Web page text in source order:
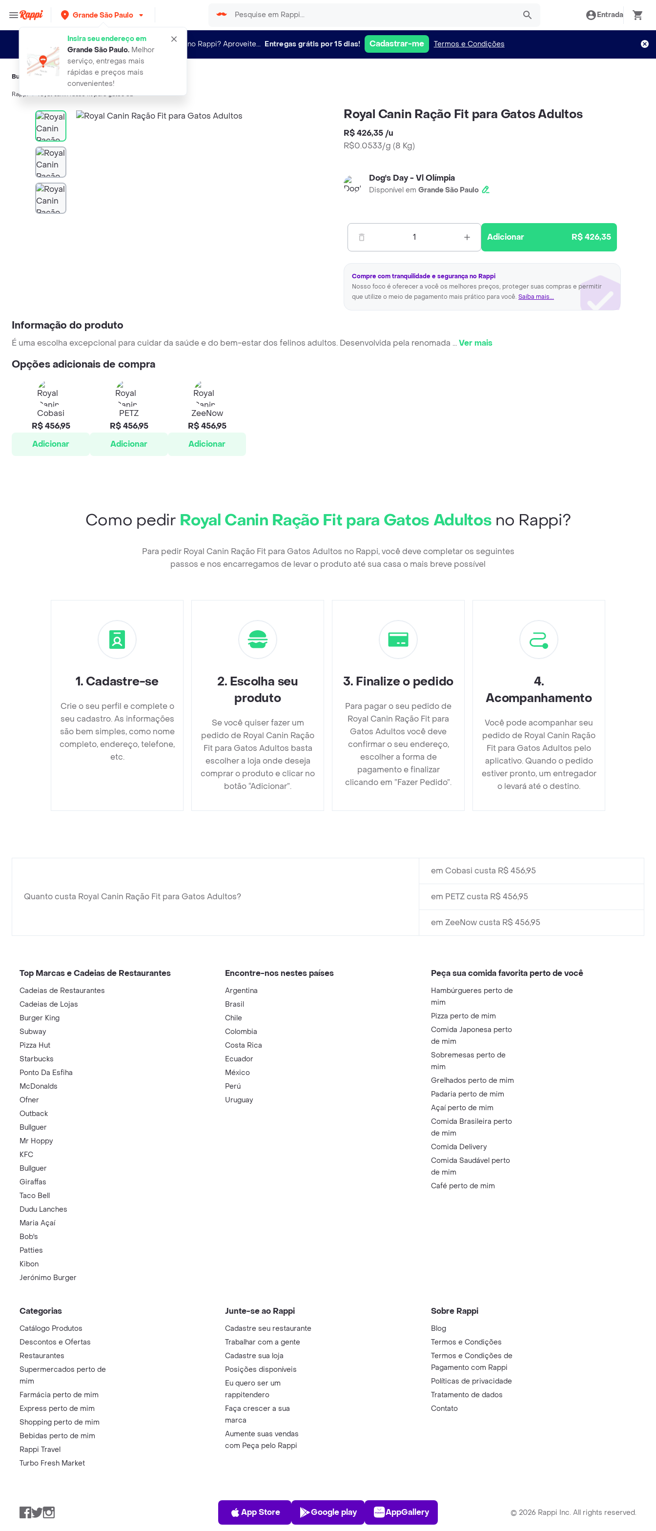
Grande São Paulo
Insira seu endereço em
Grande São Paulo.Melhor
serviço, entregas mais
rápidas e preços mais
convenientes!
Entrada
Novo no Rappi? Aproveite... Entregas grátis por 15 dias! Cadastrar-me Termos e Condições
Buscas relacionadas:Alimento para gatos,Royal Canin
Rappi royal canin racao fit para gatos ad
Royal Canin Ração Fit para Gatos Adultos
R$ 426,35 /u
R$0.0533/g (8 Kg)
Dog's Day - Vl Olímpia
Disponível em Grande São Paulo
1 Adicionar R$ 426,35
Compre com tranquilidade e segurança no Rappi
Nosso foco é oferecer a você os melhores preços, proteger suas compras e permitir
que utilize o meio de pagamento mais prático para você. Saiba mais...
Informação do produto
É uma escolha excepcional para cuidar da saúde e do bem-estar dos felinos adultos. Desenvolvida pela renomada ...Ver mais
Opções adicionais de compra
Cobasi
R$ 456,95
Adicionar
PETZ
R$ 456,95
Adicionar
ZeeNow
R$ 456,95
Adicionar
Como pedir Royal Canin Ração Fit para Gatos Adultos no Rappi?
Para pedir Royal Canin Ração Fit para Gatos Adultos no Rappi, você deve completar os seguintes
passos e nos encarregamos de levar o produto até sua casa o mais breve possível
1. Cadastre-se
Crie o seu perfil e complete o
seu cadastro. As informações
são bem simples, como nome
completo, endereço, telefone,
etc.
2. Escolha seu
produto
Se você quiser fazer um
pedido de Royal Canin Ração
Fit para Gatos Adultos basta
escolher a loja onde deseja
comprar o produto e clicar no
botão “Adicionar”.
3. Finalize o pedido
Para pagar o seu pedido de
Royal Canin Ração Fit para
Gatos Adultos você deve
confirmar o seu endereço,
escolher a forma de
pagamento e finalizar
clicando em ”Fazer Pedido”.
4.
Acompanhamento
Você pode acompanhar seu
pedido de Royal Canin Ração
Fit para Gatos Adultos pelo
aplicativo. Quando o pedido
estiver pronto, um entregador
o levará até o destino.
Quanto custa Royal Canin Ração Fit para Gatos Adultos?
em Cobasi custa R$ 456,95
em PETZ custa R$ 456,95
em ZeeNow custa R$ 456,95
Top Marcas e Cadeias de Restaurantes
Cadeias de Restaurantes
Cadeias de Lojas
Burger King
Subway
Pizza Hut
Starbucks
Ponto Da Esfiha
McDonalds
Ofner
Outback
Bullguer
Mr Hoppy
KFC
Bullguer
Giraffas
Taco Bell
Dudu Lanches
Maria Açaí
Bob's
Patties
Kibon
Jerónimo Burger
Encontre-nos nestes países
Argentina
Brasil
Chile
Colombia
Costa Rica
Ecuador
México
Perú
Uruguay
Peça sua comida favorita perto de você
Hambúrgueres perto de
mim
Pizza perto de mim
Comida Japonesa perto
de mim
Sobremesas perto de
mim
Grelhados perto de mim
Padaria perto de mim
Açaí perto de mim
Comida Brasileira perto
de mim
Comida Delivery
Comida Saudável perto
de mim
Café perto de mim
Categorias
Catálogo Produtos
Descontos e Ofertas
Restaurantes
Supermercados perto de
mim
Farmácia perto de mim
Express perto de mim
Shopping perto de mim
Bebidas perto de mim
Rappi Travel
Turbo Fresh Market
Junte-se ao Rappi
Cadastre seu restaurante
Trabalhar com a gente
Cadastre sua loja
Posições disponíveis
Eu quero ser um
rappitendero
Faça crescer a sua
marca
Aumente suas vendas
com Peça pelo Rappi
Sobre Rappi
Blog
Termos e Condições
Termos e Condições de
Pagamento com Rappi
Políticas de privacidade
Tratamento de dados
Contato
Facebook
TwitterInstagram
App Store
App Store
Play Store
Google play
AppGallery
AppGallery © 2026 Rappi Inc. All rights reserved.